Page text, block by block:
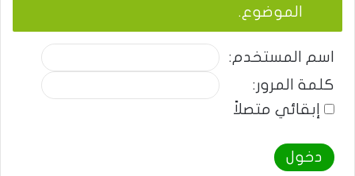
الموضوع.
اسم المستخدم:
كلمة المرور:
إبقائي متصلاً
دخول